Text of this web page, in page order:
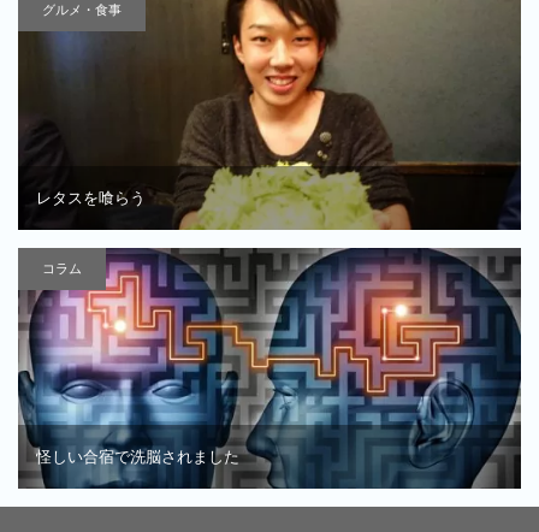
グルメ・食事
レタスを喰らう
コラム
怪しい合宿で洗脳されました